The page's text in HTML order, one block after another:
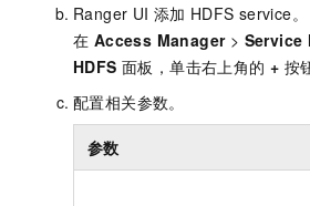
Ranger UI 添加 HDFS service。
在 Access Manager> Service
HDFS 面板，单击右上角的+ 按
配置相关参数。
参数